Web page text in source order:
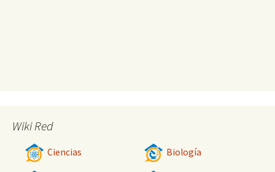
Wiki Red
Ciencias Biología